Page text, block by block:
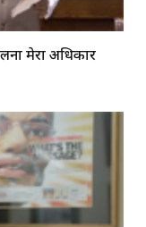
मेरा अधिकार